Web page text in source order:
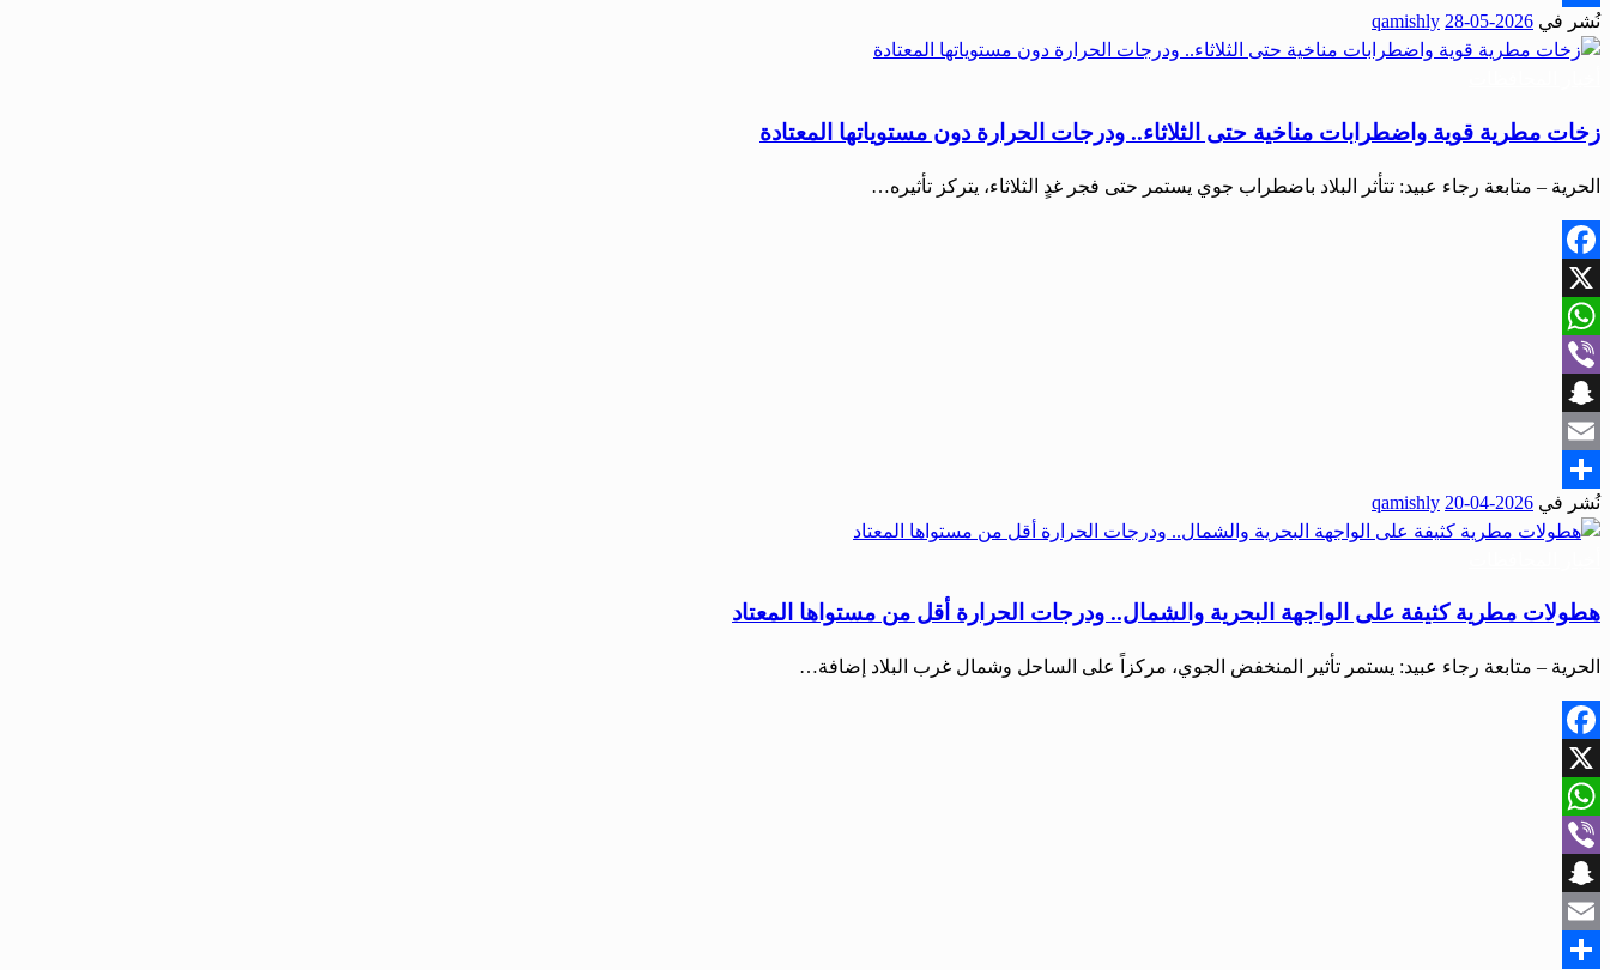
Share
نُشر في 2026-05-28
qamishly
زخات مطرية قوية واضطرابات مناخية حتى الثلاثاء.. ودرجات الحرارة دون مستوياتها المعتادة
الحرية – متابعة رجاء عبيد: تتأثر البلاد باضطراب جوي يستمر حتى فجر غدٍ الثلاثاء، يتركز تأثيره…
Facebook
X
WhatsApp
Viber
Snapchat
Email
Share
نُشر في 2026-04-20
qamishly
هطولات مطرية كثيفة على الواجهة البحرية والشمال.. ودرجات الحرارة أقل من مستواها المعتاد
الحرية – متابعة رجاء عبيد: يستمر تأثير المنخفض الجوي، مركزاً على الساحل وشمال غرب البلاد إضافة…
Facebook
X
WhatsApp
Viber
Snapchat
Email